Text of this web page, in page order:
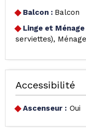
Balcon : Balcon
Linge et Ménage
serviettes)
Accessibilité
Ascenseur : Oui